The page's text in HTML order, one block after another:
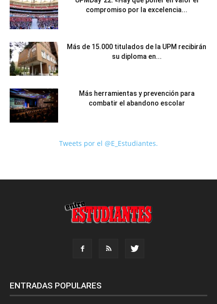
compromiso por la excelencia...
Más de 15.000 titulados de la UPM recibirán
su diploma en...
Más herramientas y prevención para
combatir el abandono escolar
Tweets por el @E_Estudiantes.
ENTRADAS POPULARES